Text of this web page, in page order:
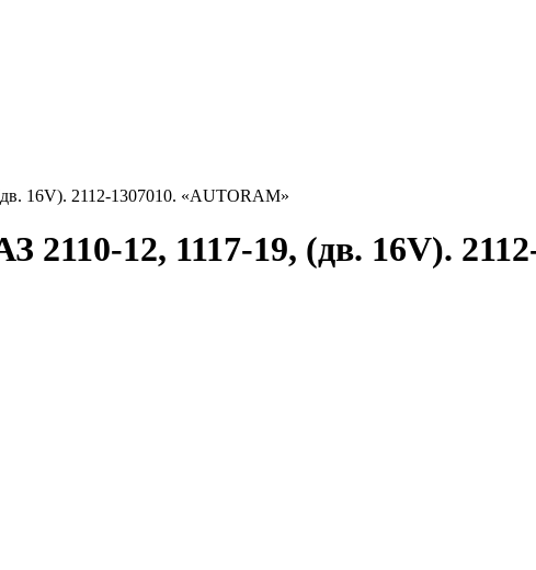
16V). 2112-1307010. «AUTORAM»
2110-12, 1117-19, (дв. 16V).